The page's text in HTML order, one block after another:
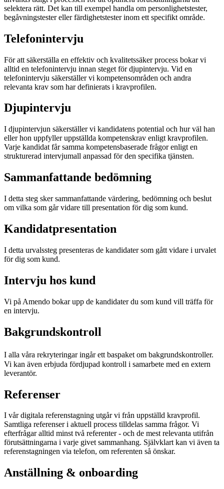
selektera rätt. Det kan till exempel handla om personlighetstester,
begåvningstester eller färdighetstester inom ett specifikt område.
Telefonintervju
För att säkerställa en effektiv och kvalitetssäker process bokar vi
alltid en telefonintervju innan steget för djupintervju. Vid en
telefonintervju säkerställer vi kompetensområden och andra
relevanta krav som har definierats i kravprofilen.
Djupintervju
I djupintervjun säkerställer vi kandidatens potential och hur väl han
eller hon uppfyller uppställda kompetenskrav enligt kravprofilen.
Varje kandidat får samma kompetensbaserade frågor enligt en
strukturerad intervjumall anpassad för den specifika tjänsten.
Sammanfattande bedömning
I detta steg sker sammanfattande värdering, bedömning och beslut
om vilka som går vidare till presentation för dig som kund.
Kandidatpresentation
I detta urvalssteg presenteras de kandidater som gått vidare i urvalet
för dig som kund.
Intervju hos kund
Vi på Amendo bokar upp de kandidater du som kund vill träffa för
en intervju.
Bakgrundskontroll
I alla våra rekryteringar ingår ett baspaket om bakgrundskontroller.
Vi kan även erbjuda fördjupad kontroll i samarbete med en extern
leverantör.
Referenser
I vår digitala referenstagning utgår vi från uppställd kravprofil.
Samtliga referenser i aktuell process tilldelas samma frågor. Vi
efterfrågar alltid minst två referenter - och de mest relevanta utifrån
förutsättningarna i varje givet sammanhang. Självklart kan vi även ta
referenstagningen via telefon, om referenten så önskar.
Anställning & onboarding